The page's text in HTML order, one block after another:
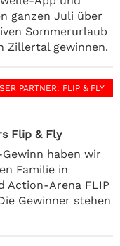
ganzen Juli über
Sommerurlaub
Zillertal gewinnen.
PARTNER: FLIP & FLY
Flip & Fly
haben wir
Familie in
Action-Arena FLIP
Gewinner stehen